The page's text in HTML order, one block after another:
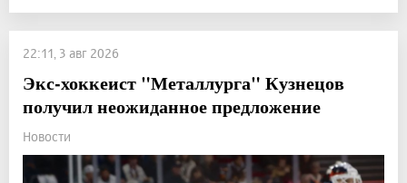
22:11, 3 авг 2026
Экс-хоккеист "Металлурга" Кузнецов
получил неожиданное предложение
Новости